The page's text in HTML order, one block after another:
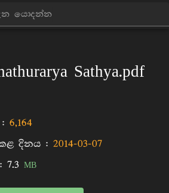
Sathya.pdf
6,164
දිනය : 2014-03-07
7.3 MB